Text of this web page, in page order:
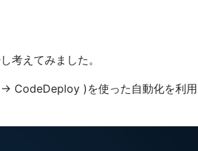
考えてみました。
CodeDeploy )を使った自動化を利